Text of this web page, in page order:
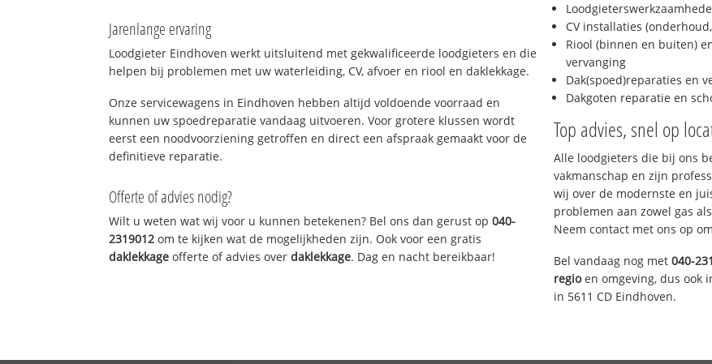
Jarenlange ervaring
Loodgieter Eindhoven werkt uitsluitend met gekwalificeerde loodgieters en die
helpen bij problemen met uw waterleiding, CV, afvoer en riool en daklekkage.
Onze servicewagens in Eindhoven hebben altijd voldoende voorraad en
kunnen uw spoedreparatie vandaag uitvoeren. Voor grotere klussen wordt
eerst een noodvoorziening getroffen en direct een afspraak gemaakt voor de
definitieve reparatie.
Offerte of advies nodig?
Wilt u weten wat wij voor u kunnen betekenen? Bel ons dan gerust op040-
2319012 om te kijken wat de mogelijkheden zijn. Ook voor een gratis
daklekkage offerte of advies overdaklekkage. Dag en nacht bereikbaar!
CV installaties
Riool (binnen en buiten)
vervanging
Dak(spoed)reparaties en
Dakgoten reparatie en
Top advies, snel op
Alle loodgieters die bij ons
vakmanschap en zijn
wij over de modernste en
problemen aan zowel gas
Neem contact met ons op
Bel vandaag nog met 040-
regioen omgeving, dus ook
in 5611 CD Eindhoven.